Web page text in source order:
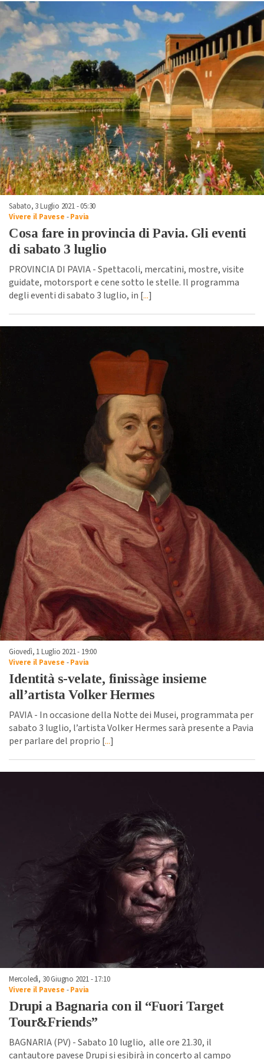
Sabato, 3 Luglio 2021 - 05:30
Vivere il Pavese -Pavia
Cosa fare in provincia di Pavia. Gli eventi
di sabato 3 luglio
PROVINCIA DI PAVIA - Spettacoli, mercatini, mostre, visite
guidate, motorsport e cene sotto le stelle. Il programma
degli eventi di sabato 3 luglio, in [...]
Giovedì, 1 Luglio 2021 - 19:00
Vivere il Pavese -Pavia
Identità s-velate, finissàge insieme
all’artista Volker Hermes
PAVIA - In occasione della Notte dei Musei, programmata per
sabato 3 luglio, l’artista Volker Hermes sarà presente a Pavia
per parlare del proprio [...]
Mercoledì, 30 Giugno 2021 - 17:10
Vivere il Pavese -Pavia
Drupi a Bagnaria con il “Fuori Target
Tour&Friends”
BAGNARIA (PV) - Sabato 10 luglio, alle ore 21.30, il
cantautore pavese Drupi si esibirà in concerto al campo